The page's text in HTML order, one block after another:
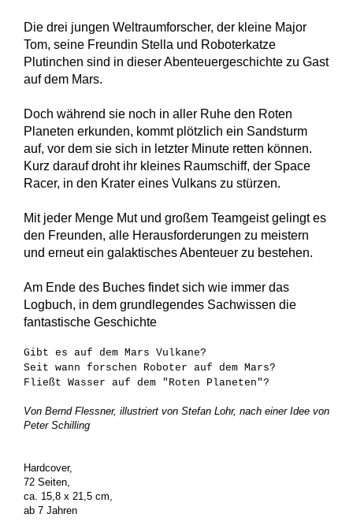
Die drei jungen Weltraumforscher, der kleine Major
Tom, seine Freundin Stella und Roboterkatze
Plutinchen sind in dieser Abenteuergeschichte zu Gast
auf dem Mars.
Doch während sie noch in aller Ruhe den Roten
Planeten erkunden, kommt plötzlich ein Sandsturm
auf, vor dem sie sich in letzter Minute retten können.
Kurz darauf droht ihr kleines Raumschiff, der Space
Racer, in den Krater eines Vulkans zu stürzen.
Mit jeder Menge Mut und großem Teamgeist gelingt es
den Freunden, alle Herausforderungen zu meistern
und erneut ein galaktisches Abenteuer zu bestehen.
Am Ende des Buches findet sich wie immer das
Logbuch, in dem grundlegendes Sachwissen die
fantastische Geschichte
Gibt es auf dem Mars Vulkane?
Seit wann forschen Roboter auf dem Mars?
Fließt Wasser auf dem "Roten Planeten"?
Von Bernd Flessner, illustriert von Stefan Lohr, nach einer Idee von
Peter Schilling
Hardcover,
72 Seiten,
ca. 15,8 x 21,5 cm,
ab 7 Jahren